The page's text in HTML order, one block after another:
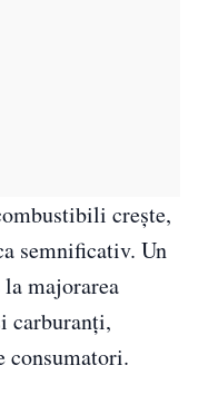
crește,
semnificativ. Un
la majorarea
carburanți,
consumatori.